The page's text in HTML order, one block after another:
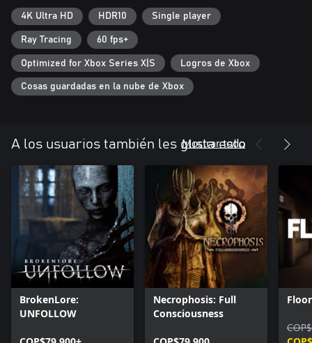
este vecindario te invita a mirar más allá de las fachadas de la
normalidad. ¿Descubrirás su secreto o te consumirá?
MÁS MUNDOS POR DELANTE
Cada Nivel en Dreamcore es una experiencia independiente, que
ofrece una combinación única de exploración y atmósfera.
Comenzando con Dreampools y Eternal Suburbia, se agregarán
costo adicional.
4K Ultra HD HDR10 Single player
Ray Tracing 60 fps+
Optimized for Xbox Series X|S Logros de Xbox
Cosas guardadas en la nube de Xbox
A los usuarios también les gusta esto
Mostrar todo
BrokenLore:
UNFOLLOW
Necrophosis: Full
Consciousness